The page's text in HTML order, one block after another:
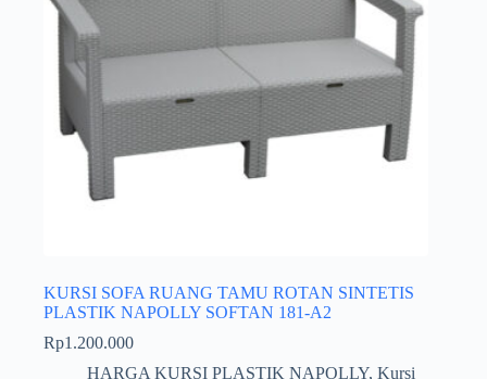
KURSI SOFA RUANG TAMU ROTAN SINTETIS
PLASTIK NAPOLLY SOFTAN 181-A2
Rp1.200.000
HARGA KURSI PLASTIK NAPOLLY, Kursi